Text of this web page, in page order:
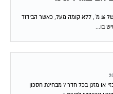
בו...
מיני מרכזי או מזגן בכל חדר ? מבחינת חסכון